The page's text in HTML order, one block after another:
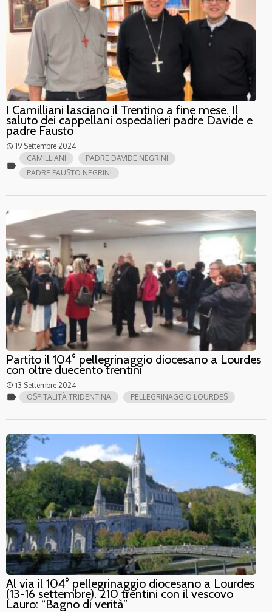
I Camilliani lasciano il Trentino a fine mese. Il
saluto dei cappellani ospedalieri padre Davide e
padre Fausto
access_time 19 Settembre 2024
label
CAMILLIANI
PADRE DAVIDE NEGRINI
PADRE FAUSTO NEGRINI
Partito il 104° pellegrinaggio diocesano a Lourdes
con oltre duecento trentini
access_time 13 Settembre 2024
label OSPITALITÀ TRIDENTINA PELLEGRINAGGIO LOURDES
Al via il 104° pellegrinaggio diocesano a Lourdes
(13-16 settembre). 210 trentini con il vescovo
Lauro: “Bagno di verità”